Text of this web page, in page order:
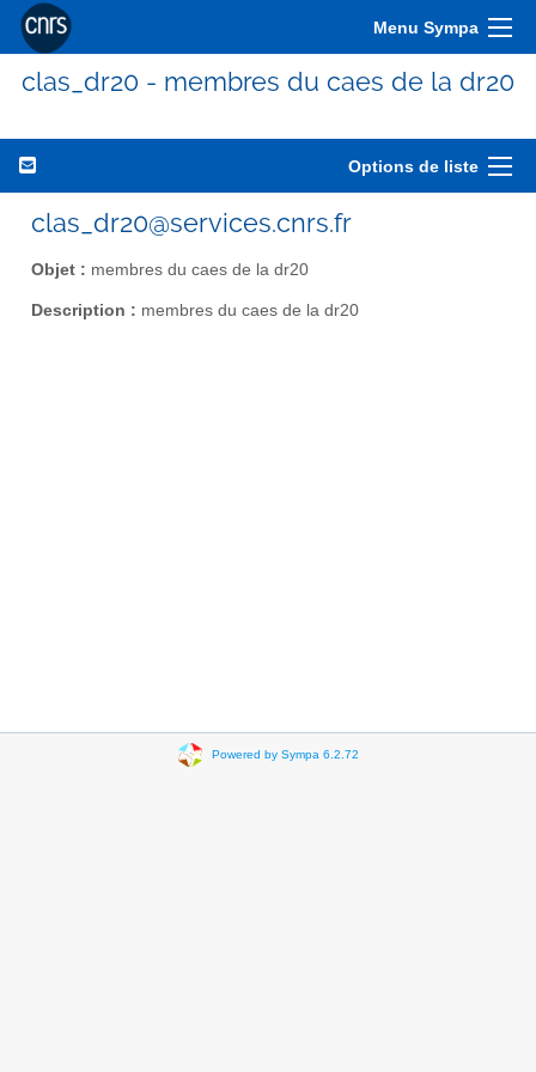
Menu Sympa
clas_dr20 - membres du caes de la dr20
Options de liste
clas_dr20@services.cnrs.fr
Objet : membres du caes de la dr20
Description : membres du caes de la dr20
Powered by Sympa 6.2.72